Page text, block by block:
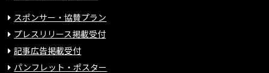
スポンサー・協賛プラン
プレスリリース掲載受付
記事広告掲載受付
パンフレット・ポスター